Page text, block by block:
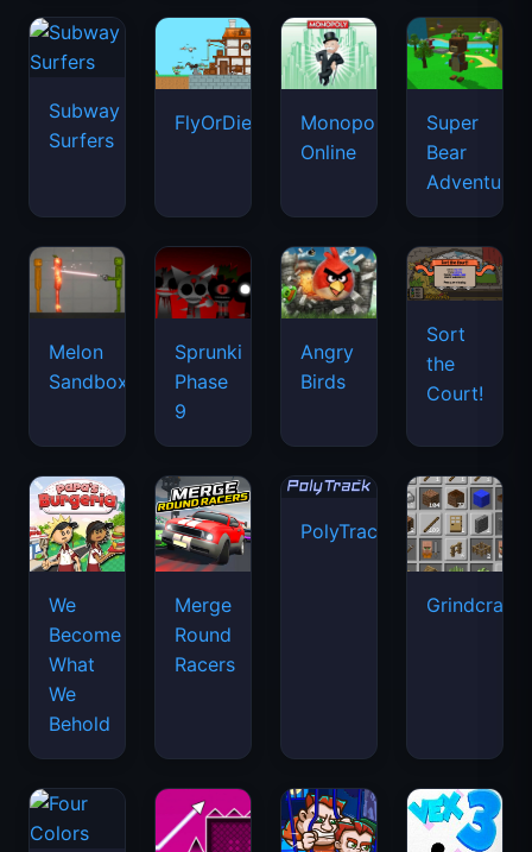
Subway
Surfers
FlyOrDie.io
Monopoly
Online
Super
Bear
Adventure
Melon
Sandbox
Sprunki
Phase
9
Angry
Birds
Sort
the
Court!
We
Become
What
We
Behold
Merge
Round
Racers
PolyTrack
Grindcraft